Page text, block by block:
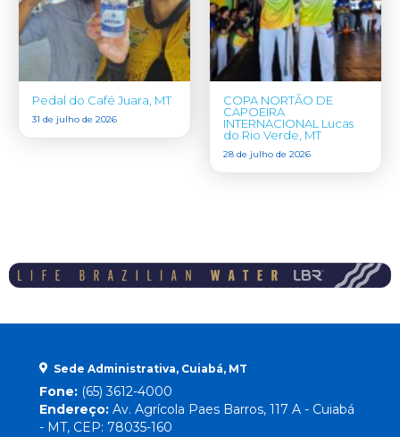
Pedal do Café Juara, MT
31 de julho de 2026
COPA NORTÃO DE
CAPOEIRA
INTERNACIONAL Lucas
do Rio Verde, MT
28 de julho de 2026
Sede Administrativa, Cuiabá, MT
Fone: (65) 3612-4000
Endereço: Av. Agrícola Paes Barros, 117 A - Cuiabá
- MT, CEP: 78035-160